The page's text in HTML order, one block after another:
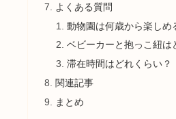
よくある質問
動物園は何歳から楽しめ
ベビーカーと抱っこ紐は
滞在時間はどれくらい？
関連記事
まとめ